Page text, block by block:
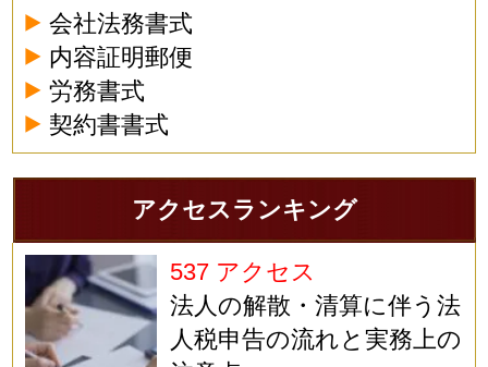
会社法務書式
内容証明郵便
労務書式
契約書書式
アクセスランキング
537 アクセス
法人の解散・清算に伴う法
人税申告の流れと実務上の